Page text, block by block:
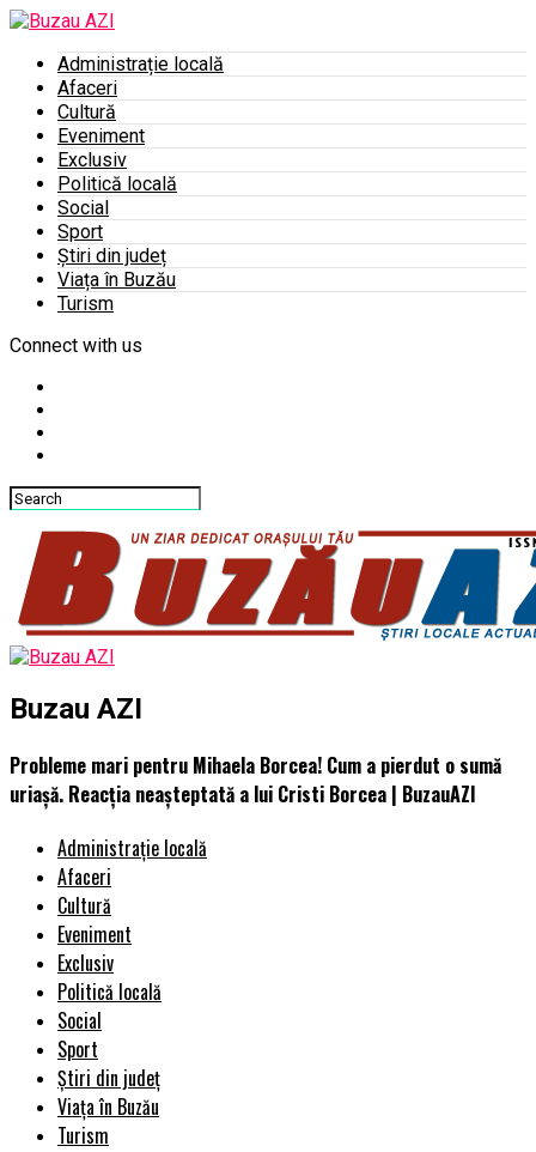
Administrație locală
Afaceri
Cultură
Eveniment
Exclusiv
Politică locală
Social
Sport
Știri din județ
Viața în Buzău
Turism
Connect with us
Buzau AZI
Probleme mari pentru Mihaela Borcea! Cum a pierdut o sumă
uriașă. Reacția neașteptată a lui Cristi Borcea | BuzauAZI
Administrație locală
Afaceri
Cultură
Eveniment
Exclusiv
Politică locală
Social
Sport
Știri din județ
Viața în Buzău
Turism